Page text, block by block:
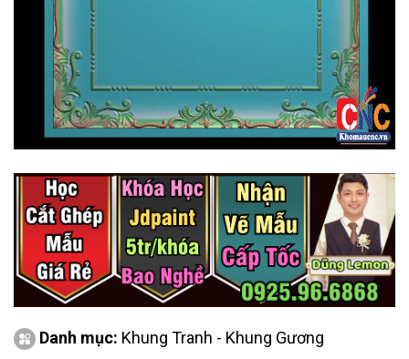
Danh mục: Khung Tranh - Khung Gương